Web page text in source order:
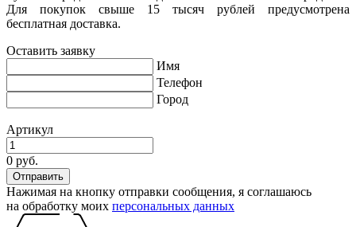
Для покупок свыше 15 тысяч рублей предусмотрена
бесплатная доставка.
Оставить заявку
Имя
Телефон
Город
Артикул
0 руб.
Нажимая на кнопку отправки сообщения, я соглашаюсь
на обработку моих персональных данных